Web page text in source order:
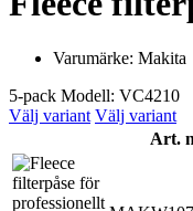
Varumärke: Makita
5-pack Modell: VC4210
Välj variant Välj variant
Art.